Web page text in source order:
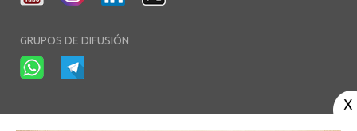
GRUPOS DE DIFUSIÓN